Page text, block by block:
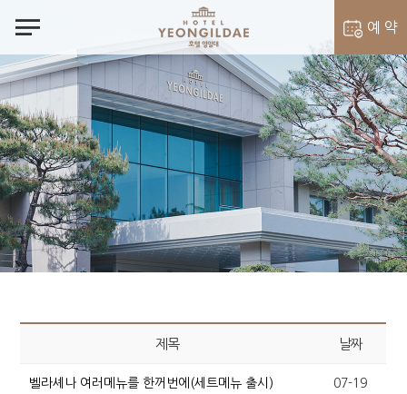
notes 예 약
객실 예약
벨라셰나 예약
제목 날짜
벨라셰나 여러메뉴를 한꺼번에(세트메뉴 출시) 07-19